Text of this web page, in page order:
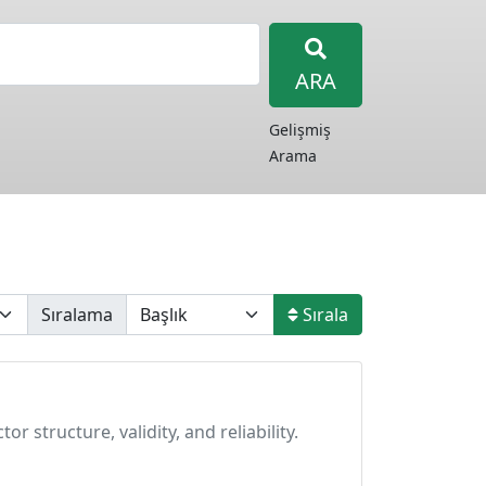
ARA
Gelişmiş
Arama
Sıralama Sırala
structure, validity, and reliability.